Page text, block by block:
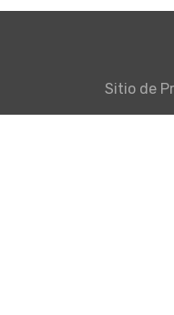
Sitio de